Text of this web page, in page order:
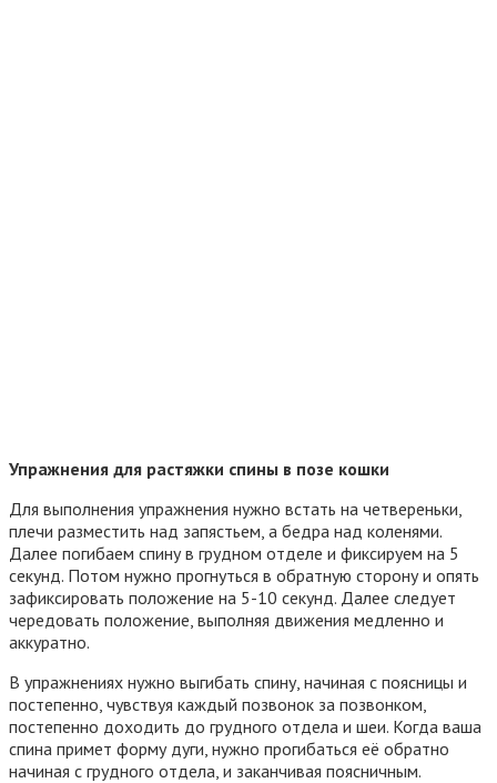
Упражнения для растяжки спины в позе кошки
Для выполнения упражнения нужно встать на четвереньки,
плечи разместить над запястьем, а бедра над коленями.
Далее погибаем спину в грудном отделе и фиксируем на 5
секунд. Потом нужно прогнуться в обратную сторону и опять
зафиксировать положение на 5-10 секунд. Далее следует
чередовать положение, выполняя движения медленно и
аккуратно.
В упражнениях нужно выгибать спину, начиная с поясницы и
постепенно, чувствуя каждый позвонок за позвонком,
постепенно доходить до грудного отдела и шеи. Когда ваша
спина примет форму дуги, нужно прогибаться её обратно
начиная с грудного отдела, и заканчивая поясничным.